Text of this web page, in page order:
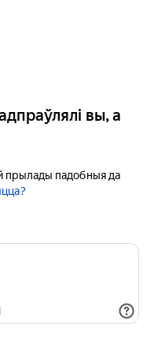
вы, а
прылады падобныя да